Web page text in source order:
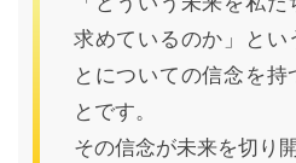
求めているのか」とい
とについての信念を持
とです。
その信念が未来を切り